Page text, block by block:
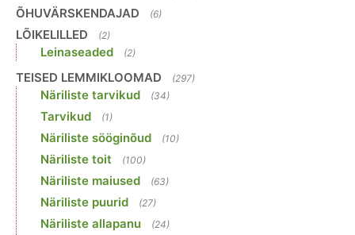
ÕHUVÄRSKENDAJAD (6)
LÕIKELILLED (2)
Leinaseaded (2)
TEISED LEMMIKLOOMAD (297)
Näriliste tarvikud (34)
Tarvikud (1)
Näriliste sööginõud (10)
Näriliste toit (100)
Näriliste maiused (63)
Näriliste puurid (27)
Näriliste allapanu (24)